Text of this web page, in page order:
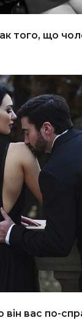
того, що
він вас по-